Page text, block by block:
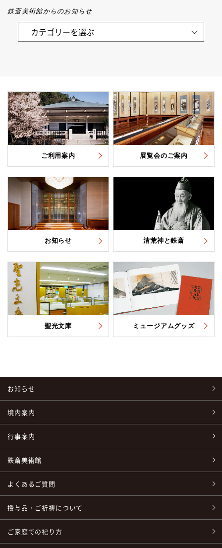
鉄斎美術館からのお知らせ
ご利用案内 展覧会のご案内
お知らせ 清荒神と鉄斎
聖光文庫 ミュージアムグッズ
お知らせ
境内案内
行事案内
鉄斎美術館
よくあるご質問
授与品・ご祈祷について
ご家庭での祀り方